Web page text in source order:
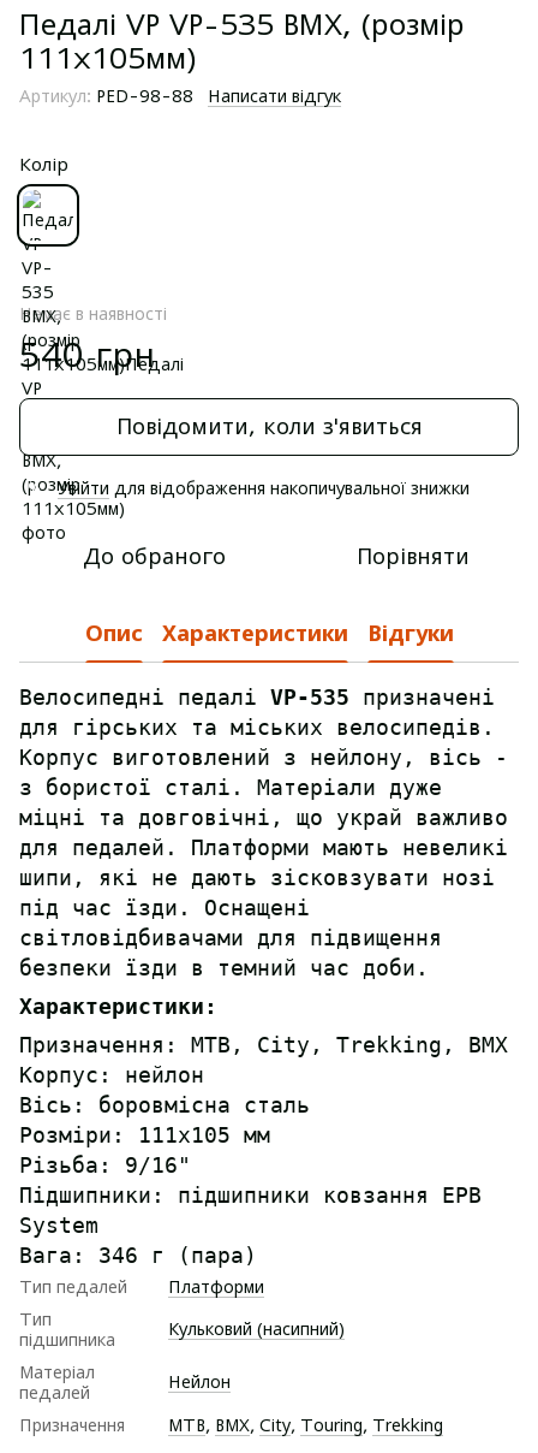
Педалі VP VP-535 BMX, (розмір
111х105мм)
Артикул: PED-98-88 Написати відгук
Колір
Немає в наявності
540 грн
Повідомити, коли з'явиться
% Увійти для відображення накопичувальної знижки
До обраного Порівняти
Опис Характеристики Відгуки
Велосипедні педалі VP-535 призначені
для гірських та міських велосипедів.
Корпус виготовлений з нейлону, вісь -
з бористої сталі. Матеріали дуже
міцні та довговічні, що украй важливо
для педалей. Платформи мають невеликі
шипи, які не дають зісковзувати нозі
під час їзди. Оснащені
світловідбивачами для підвищення
безпеки їзди в темний час доби.
Характеристики:
Призначення: MTB, City, Trekking, BMX
Корпус: нейлон
Вісь: боровмісна сталь
Розміри: 111x105 мм
Різьба: 9/16"
Підшипники: підшипники ковзання EPB
System
Вага: 346 г (пара)
Тип педалей
Платформи
Тип
підшипника
Кульковий (насипний)
Матеріал
педалей
Нейлон
Призначення MTB, BMX, City, Touring, Trekking